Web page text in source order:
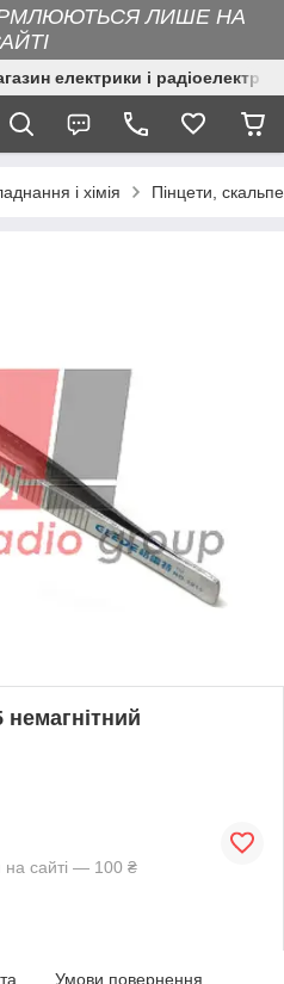
ЛИШЕ НА
електрики і
і хімія Пінцети,
на сайті — 100 ₴
Умови повернення